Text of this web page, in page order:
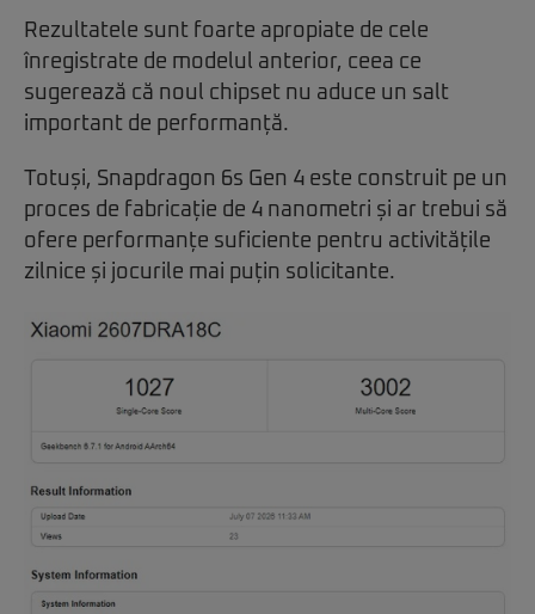
Rezultatele sunt foarte apropiate de cele
înregistrate de modelul anterior, ceea ce
sugerează că noul chipset nu aduce un salt
important de performanță.
Totuși, Snapdragon 6s Gen 4 este construit pe un
proces de fabricație de 4 nanometri și ar trebui să
ofere performanțe suficiente pentru activitățile
zilnice și jocurile mai puțin solicitante.